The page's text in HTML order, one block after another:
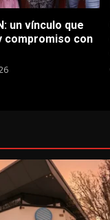
un vínculo que
compromiso con